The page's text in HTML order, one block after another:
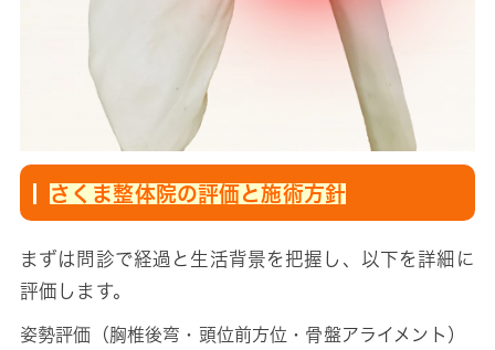
さくま整体院の評価と施術方針
まずは問診で経過と生活背景を把握し、以下を詳細に
評価します。
姿勢評価（胸椎後弯・頭位前方位・骨盤アライメント）